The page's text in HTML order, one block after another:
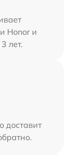
Honor и
лет.
доставит